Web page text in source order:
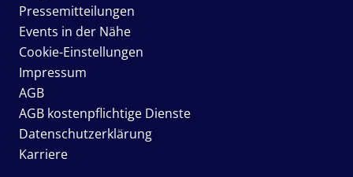
Pressemitteilungen
Events in der Nähe
Cookie-Einstellungen
Impressum
AGB
AGB kostenpflichtige Dienste
Datenschutzerklärung
Karriere